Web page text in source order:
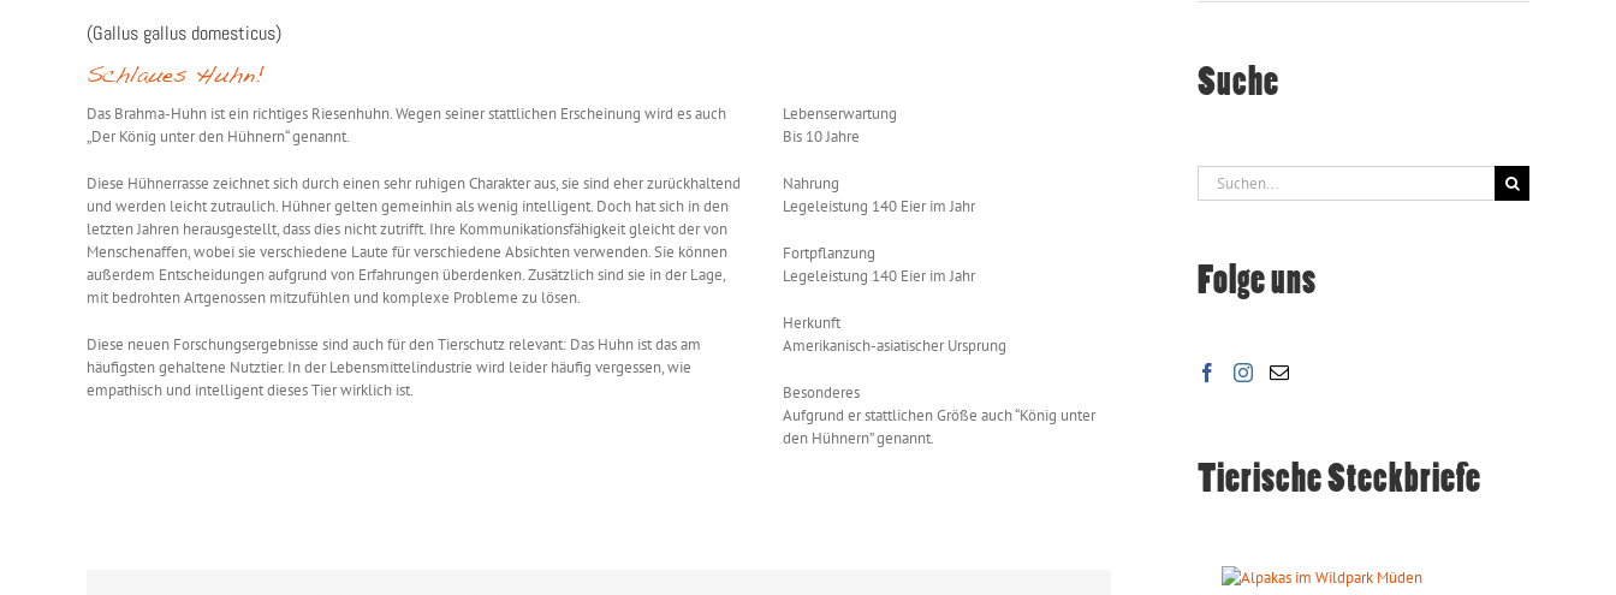
(Gallus gallus domesticus)
Schlaues Huhn!
Das Brahma-Huhn ist ein richtiges Riesenhuhn. Wegen seiner stattlichen Erscheinung wird es auch
„Der König unter den Hühnern“ genannt.
Diese Hühnerrasse zeichnet sich durch einen sehr ruhigen Charakter aus, sie sind eher zurückhaltend
und werden leicht zutraulich. Hühner gelten gemeinhin als wenig intelligent. Doch hat sich in den
letzten Jahren herausgestellt, dass dies nicht zutrifft. Ihre Kommunikationsfähigkeit gleicht der von
Menschenaffen, wobei sie verschiedene Laute für verschiedene Absichten verwenden. Sie können
außerdem Entscheidungen aufgrund von Erfahrungen überdenken. Zusätzlich sind sie in der Lage,
mit bedrohten Artgenossen mitzufühlen und komplexe Probleme zu lösen.
Diese neuen Forschungsergebnisse sind auch für den Tierschutz relevant: Das Huhn ist das am
häufigsten gehaltene Nutztier. In der Lebensmittelindustrie wird leider häufig vergessen, wie
empathisch und intelligent dieses Tier wirklich ist.
Lebenserwartung
Bis 10 Jahre
Nahrung
Legeleistung 140 Eier im Jahr
Fortpflanzung
Legeleistung 140 Eier im Jahr
Herkunft
Amerikanisch-asiatischer Ursprung
Besonderes
Aufgrund er stattlichen Größe auch “König unter
den Hühnern” genannt.
Suche
Suche
nach:
Folge uns
Tierische Steckbriefe